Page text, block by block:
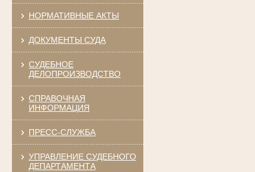
НОРМАТИВНЫЕ АКТЫ
ДОКУМЕНТЫ СУДА
СУДЕБНОЕ
ДЕЛОПРОИЗВОДСТВО
СПРАВОЧНАЯ
ИНФОРМАЦИЯ
ПРЕСС-СЛУЖБА
УПРАВЛЕНИЕ СУДЕБНОГО
ДЕПАРТАМЕНТА